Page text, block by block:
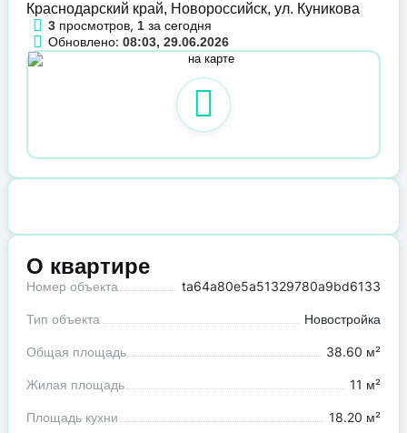
Краснодарский край, Новороссийск, ул. Куникова
3 просмотров, 1 за сегодня
Обновлено: 08:03, 29.06.2026
О квартире
Номер объекта ta64a80e5a51329780a9bd6133
Тип объекта Новостройка
Общая площадь 38.60 м²
Жилая площадь 11 м²
Площадь кухни 18.20 м²